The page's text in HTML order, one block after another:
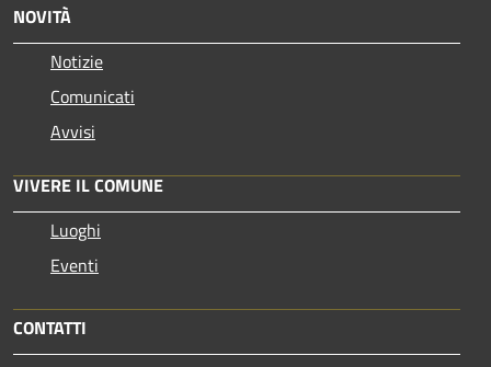
NOVITÀ
Notizie
Comunicati
Avvisi
VIVERE IL COMUNE
Luoghi
Eventi
CONTATTI